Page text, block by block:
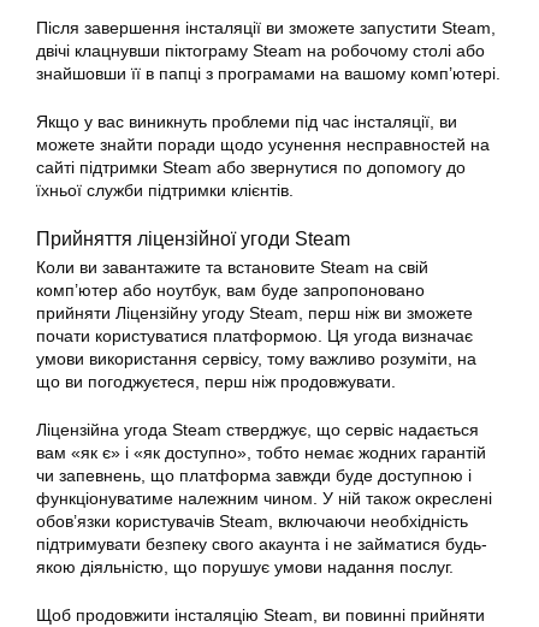
Після завершення інсталяції ви зможете запустити Steam,
двічі клацнувши піктограму Steam на робочому столі або
знайшовши її в папці з програмами на вашому комп’ютері.
Якщо у вас виникнуть проблеми під час інсталяції, ви
можете знайти поради щодо усунення несправностей на
сайті підтримки Steam або звернутися по допомогу до
їхньої служби підтримки клієнтів.
Прийняття ліцензійної угоди Steam
Коли ви завантажите та встановите Steam на свій
комп’ютер або ноутбук , вам буде запропоновано
прийняти Ліцензійну угоду Steam, перш ніж ви зможете
почати користуватися платформою. Ця угода визначає
умови використання сервісу, тому важливо розуміти, на
що ви погоджуєтеся, перш ніж продовжувати.
Ліцензійна угода Steam стверджує, що сервіс надається
вам «як є» і «як доступно», тобто немає жодних гарантій
чи запевнень, що платформа завжди буде доступною і
функціонуватиме належним чином. У ній також окреслені
обов’язки користувачів Steam, включаючи необхідність
підтримувати безпеку свого акаунта і не займатися будь-
якою діяльністю, що порушує умови надання послуг.
Щоб продовжити інсталяцію Steam, ви повинні прийняти